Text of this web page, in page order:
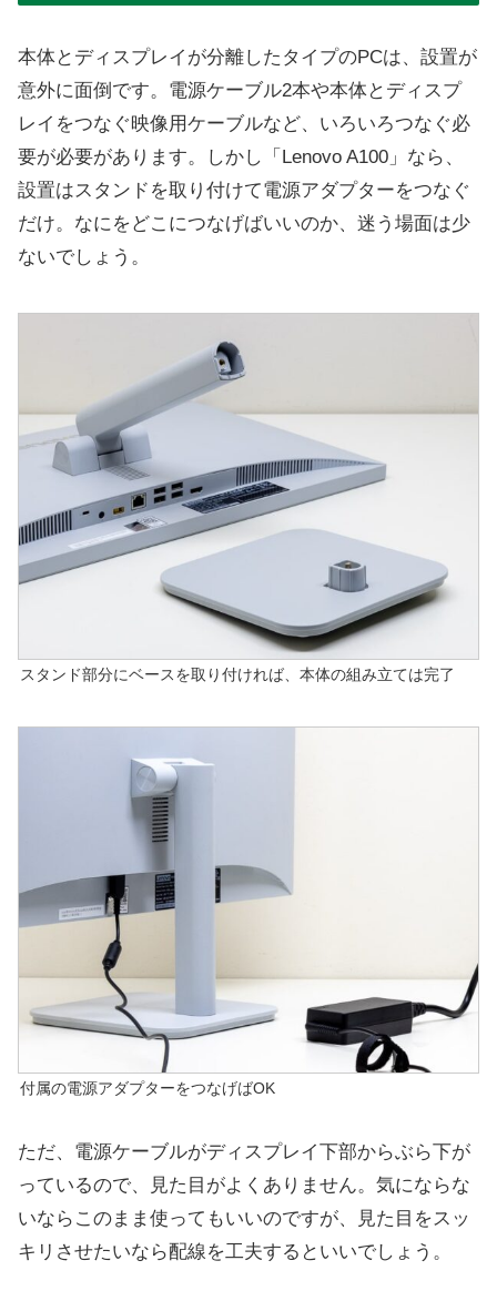
本体とディスプレイが分離したタイプのPCは、設置が
意外に面倒です。電源ケーブル2本や本体とディスプ
レイをつなぐ映像用ケーブルなど、いろいろつなぐ必
要が必要があります。しかし「Lenovo A100」なら、
設置はスタンドを取り付けて電源アダプターをつなぐ
だけ。なにをどこにつなげばいいのか、迷う場面は少
ないでしょう。
スタンド部分にベースを取り付ければ、本体の組み立ては完了
付属の電源アダプターをつなげばOK
ただ、電源ケーブルがディスプレイ下部からぶら下が
っているので、見た目がよくありません。気にならな
いならこのまま使ってもいいのですが、見た目をスッ
キリさせたいなら配線を工夫するといいでしょう。